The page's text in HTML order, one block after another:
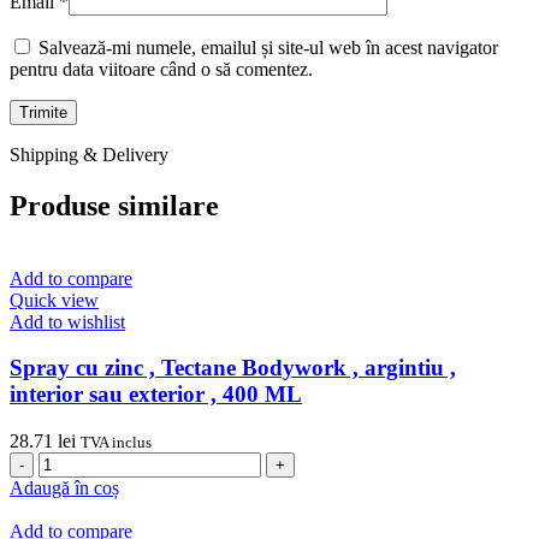
Salvează-mi numele, emailul și site-ul web în acest navigator
pentru data viitoare când o să comentez.
Shipping & Delivery
Produse similare
Add to compare
Quick view
Add to wishlist
Spray cu zinc , Tectane Bodywork , argintiu ,
interior sau exterior , 400 ML
28.71 lei TVA inclus
Cantitate
Spray
cu
zinc
Adaugă în coș
Add to compare